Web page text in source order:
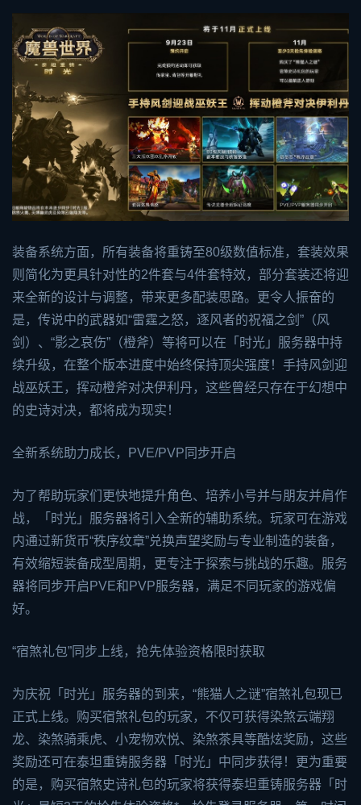
装备系统方面，所有装备将重铸至80级数值标准，套装效果
则简化为更具针对性的2件套与4件套特效，部分套装还将迎
来全新的设计与调整，带来更多配装思路。更令人振奋的
是，传说中的武器如“雷霆之怒，逐风者的祝福之剑”（风
剑）、“影之哀伤”（橙斧）等将可以在「时光」服务器中持
续升级，在整个版本进度中始终保持顶尖强度！手持风剑迎
战巫妖王，挥动橙斧对决伊利丹，这些曾经只存在于幻想中
的史诗对决，都将成为现实！
全新系统助力成长，PVE/PVP同步开启
为了帮助玩家们更快地提升角色、培养小号并与朋友并肩作
战，「时光」服务器将引入全新的辅助系统。玩家可在游戏
内通过新货币“秩序纹章”兑换声望奖励与专业制造的装备，
有效缩短装备成型周期，更专注于探索与挑战的乐趣。服务
器将同步开启PVE和PVP服务器，满足不同玩家的游戏偏
好。
“宿煞礼包”同步上线，抢先体验资格限时获取
为庆祝「时光」服务器的到来，“熊猫人之谜”宿煞礼包现已
正式上线。购买宿煞礼包的玩家，不仅可获得染煞云端翔
龙、染煞骑乘虎、小宠物欢悦、染煞茶具等酷炫奖励，这些
奖励还可在泰坦重铸服务器「时光」中同步获得！更为重要
的是，购买宿煞史诗礼包的玩家将获得泰坦重铸服务器「时